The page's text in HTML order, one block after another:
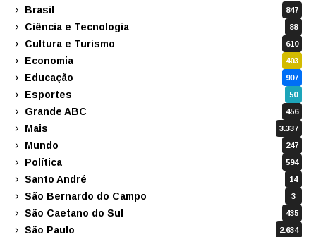
Brasil 847
Ciência e Tecnologia 88
Cultura e Turismo 610
Economia 403
Educação 907
Esportes 50
Grande ABC 456
Mais 3.337
Mundo 247
Política 594
Santo André 14
São Bernardo do Campo 3
São Caetano do Sul 435
São Paulo 2.634